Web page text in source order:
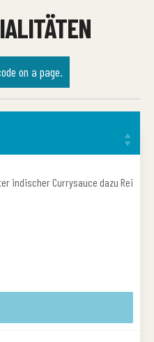
on a page.
indischer Currysauce dazu Rei